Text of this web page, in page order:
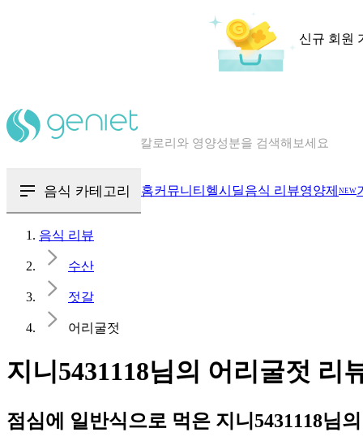
신규 회원
혈당 · 다이어트 음식 검색해보세요
음식 카테고리 홈커뮤니티 헬시딜음식 리뷰영양제 NEW
음식 리뷰
수산
젓갈
어리굴젓
지니5431118님의 어리굴젓 리
점심에 일반식으로 먹은 지니5431118님